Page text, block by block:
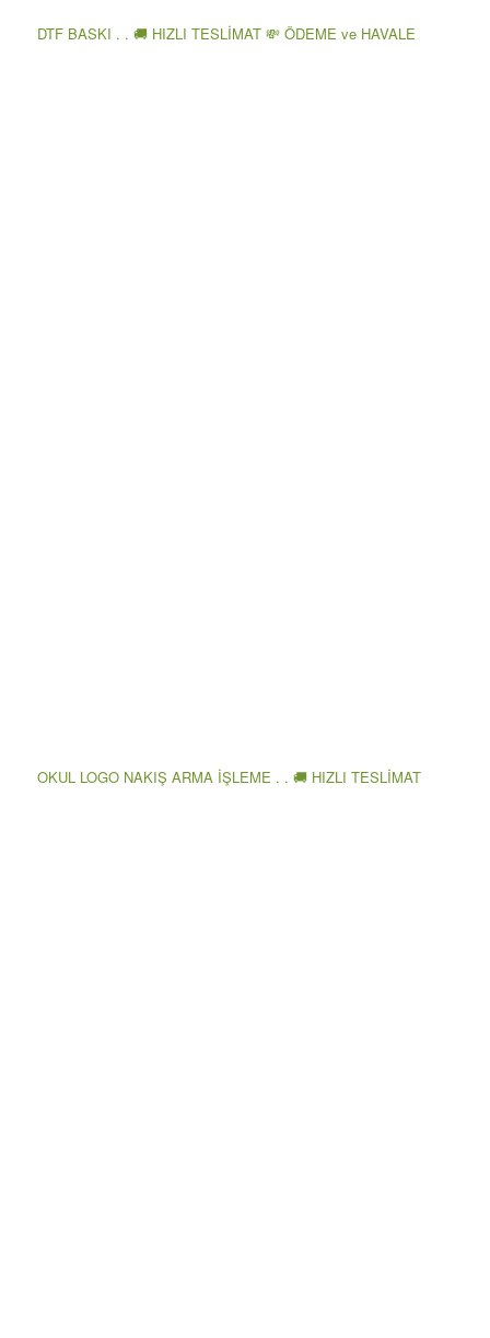
DTF BASKI . . 🚚 HIZLI TESLİMAT 💸 ÖDEME ve HAVALE
OKUL LOGO NAKIŞ ARMA İŞLEME . . 🚚 HIZLI TESLİMAT